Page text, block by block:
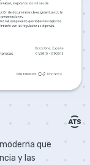
que
y las